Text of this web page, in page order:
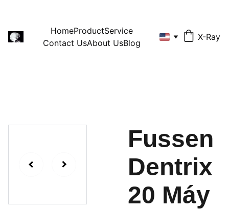
HomeProductService
Contact UsAbout UsBlog
X-Ray
Fussen
Dentrix
20 Máy